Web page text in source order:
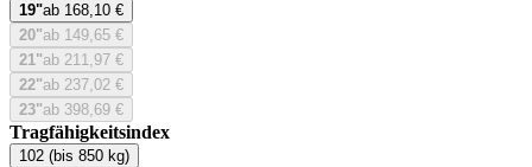
19"ab 168,10 €
20"ab 149,65 €
21"ab 211,97 €
22"ab 237,02 €
23"ab 398,69 €
Tragfähigkeitsindex
102 (bis 850 kg)